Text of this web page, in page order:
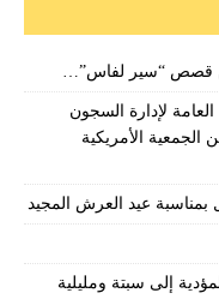
قصص “سير لفاس”…
العامة لإدارة السجون
الجمعية الأمريكية
عيد العرش المجيد
إلى سبتة ومليلية